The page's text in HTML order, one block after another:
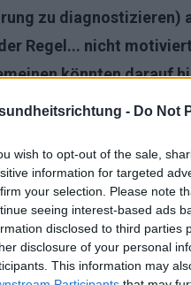
- Do Not
wish to opt-out of the sale,
information for targeted
your selection. Please note
seeing interest-based ads
disclosed to third parties
disclosure of your personal
This information may
zu diagnostizieren)
Regel... nicht
könnten darauf